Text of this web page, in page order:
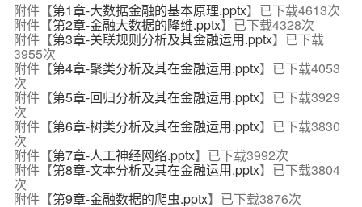
附件【第1章-大数据金融的基本原理.pptx】已下载4613次
附件【第2章-金融大数据的降维.pptx】已下载4328次
附件【第3章-关联规则分析及其金融运用.pptx】已下载
3955次
附件【第4章-聚类分析及其在金融运用.pptx】已下载4053
次
附件【第5章-回归分析及其在金融运用.pptx】已下载3929
次
附件【第6章-树类分析及其在金融运用.pptx】已下载3830
次
附件【第7章-人工神经网络.pptx】已下载3992次
附件【第8章-文本分析及其在金融运用.pptx】已下载3804
次
附件【第9章-金融数据的爬虫.pptx】已下载3876次